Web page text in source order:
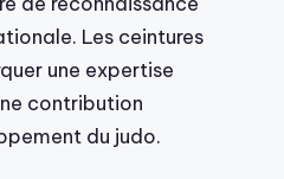
Les ceintures
une expertise
contribution
du judo.